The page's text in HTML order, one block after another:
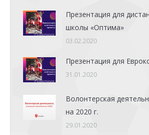
Презентация для
школы «Оптима»
03.02.2020
Презентация для
31.01.2020
Волонтерская
на 2020 г.
29.01.2020